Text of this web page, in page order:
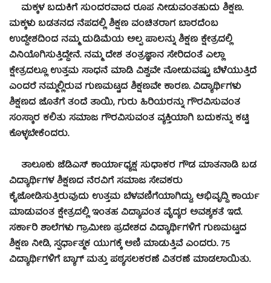
ಮಕ್ಕಳ ಬದುಕಿಗೆ ಸುಂದರವಾದ ರೂಪ ನೀಡುವಂತಹುದು ಶಿಕ್ಷಣ.
ಮಕ್ಕಳು ಬಡತನದ ನೆಪದಲ್ಲಿ ಶಿಕ್ಷಣ ವಂಚಿತರಾಗ ಬಾರದೆಂಬ
ಉದ್ದೇಶದಿಂದ ನಮ್ಮ ದುಡಿಮೆಯ ಅಲ್ಪ ಪಾಲನ್ನು ಶಿಕ್ಷಣ ಕ್ಷೇತ್ರದಲ್ಲಿ
ವಿನಿಯೊಗಿಸುತ್ತಿದ್ದೇನೆ. ನಮ್ಮ ದೇಶ ತಂತ್ರಜ್ಞಾನ ಸೇರಿದಂತೆ ಎಲ್ಲಾ
ಕ್ಷೇತ್ರದಲ್ಲೂ ಉತ್ತಮ ಸಾಧನೆ ಮಾಡಿ ವಿಶ್ವವೇ ನೋಡುವಷ್ಟು ಬೆಳೆಯುತ್ತಿದೆ
ಎಂದರೆ ನಮ್ಮಲ್ಲಿರುವ ಗುಣಮಟ್ಟದ ಶಿಕ್ಷಣವೇ ಕಾರಣ. ವಿದ್ಯಾರ್ಥಿಗಳು
ಶಿಕ್ಷಣದ ಜೊತೆಗೆ ತಂದೆ ತಾಯಿ, ಗುರು ಹಿರಿಯರನ್ನು ಗೌರವಿಸುವಂತ
ಸಂಸ್ಕಾರ ಕಲಿತು ಸಮಾಜ ಗೌರವಿಸುವಂತ ವ್ಯಕ್ತಿಯಾಗಿ ಬದುಕನ್ನು ಕಟ್ಟಿ
ಕೊಳ್ಳಬೇಕೆಂದರು.
ತಾಲೂಕು ಜೆಡಿಎಸ್ ಕಾರ್ಯಾಧ್ಯಕ್ಷ ಸುಧಾಕರ ಗೌಡ ಮಾತನಾಡಿ ಬಡ
ವಿದ್ಯಾರ್ಥಿಗಳ ಶಿಕ್ಷಣದ ನೆರವಿಗೆ ಸಮಾಜ ಸೇವಕರು
ಕೈಜೋಡಿಸುತ್ತಿರುವುದು ಉತ್ತಮ ಬೆಳವಣಿಗೆಯಾಗಿದ್ದು, ಆಭಿವೃದ್ಧಿ ಕಾರ್ಯ
ಮಾಡುವಂತ ಕ್ಷೇತ್ರದಲ್ಲಿ ಇಂತಹ ವಿದ್ಯಾವಂತ ವೈದ್ಯರ ಅವಶ್ಯಕತೆ ಇದೆ.
ಸರ್ಕಾರಿ ಶಾಲೆಗಳು ಗ್ರಾಮೀಣ ಪ್ರದೇಶದ ವಿದ್ಯಾರ್ಥಿಗಳಿಗೆ ಗುಣಮಟ್ಟದ
ಶಿಕ್ಷಣ ನೀಡಿ, ಸ್ಪರ್ಧಾತ್ಮಕ ಯುಗಕ್ಕೆ ಅಣಿ ಮಾಡುತ್ತಿವೆ ಎಂದರು. 75
ವಿದ್ಯಾರ್ಥಿಗಳಿಗೆ ಬ್ಯಾಗ್ ಮತ್ತು ಪಠ್ಯಸಲಕರಣೆ ವಿತರಣೆ ಮಾಡಲಾಯಿತು.